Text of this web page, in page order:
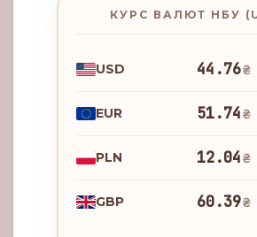
КУРС ВАЛЮТ НБУ
USD 44.76₴
EUR 51.74₴
PLN 12.04₴
GBP 60.39₴